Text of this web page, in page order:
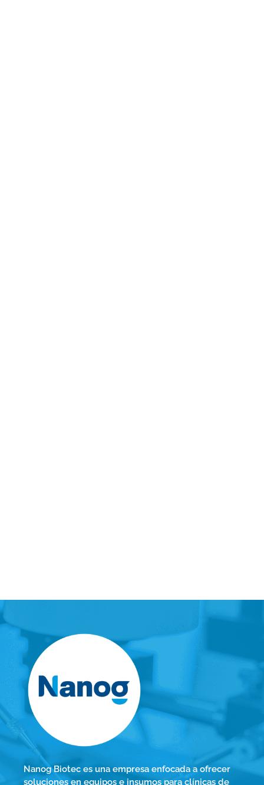
Nanog Biotec es una empresa enfocada a ofrecer
soluciones en equipos e insumos para clínicas de